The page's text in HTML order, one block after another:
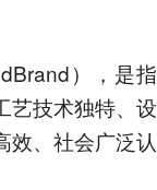
），是指
艺技术独特、设
效、社会广泛认